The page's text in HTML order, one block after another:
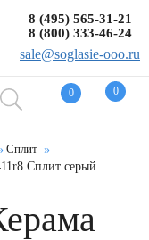
0 0
8 (495) 565-31-21
8 (800) 333-46-24
sale@soglasie-ooo.ru
Сплит
Сплит серый